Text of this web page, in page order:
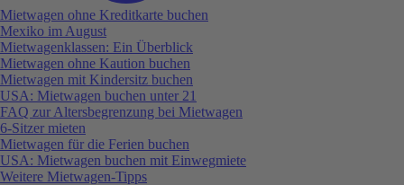
Mietwagen ohne Kreditkarte buchen
Mexiko im August
Mietwagenklassen: Ein Überblick
Mietwagen ohne Kaution buchen
Mietwagen mit Kindersitz buchen
USA: Mietwagen buchen unter 21
FAQ zur Altersbegrenzung bei Mietwagen
6-Sitzer mieten
Mietwagen für die Ferien buchen
USA: Mietwagen buchen mit Einwegmiete
Weitere Mietwagen-Tipps